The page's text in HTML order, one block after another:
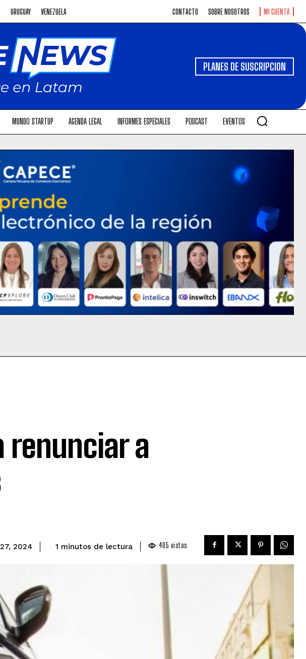
URUGUAY VENEZUELA CONTACTO SOBRE NOSOTROS MI CUENTA
PLANES DE SUSCRIPCION
MUNDO STARTUP AGENDA LEGAL INFORMES ESPECIALES PODCAST EVENTOS
renunciar a
2024 1 minutos de lectura 405 vistas